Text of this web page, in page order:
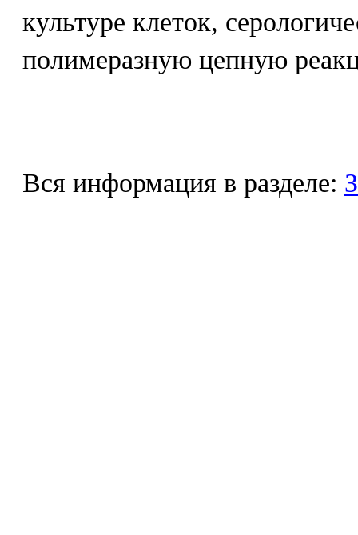
культуре клеток,
полимеразную цепную
Вся информация в разделе: